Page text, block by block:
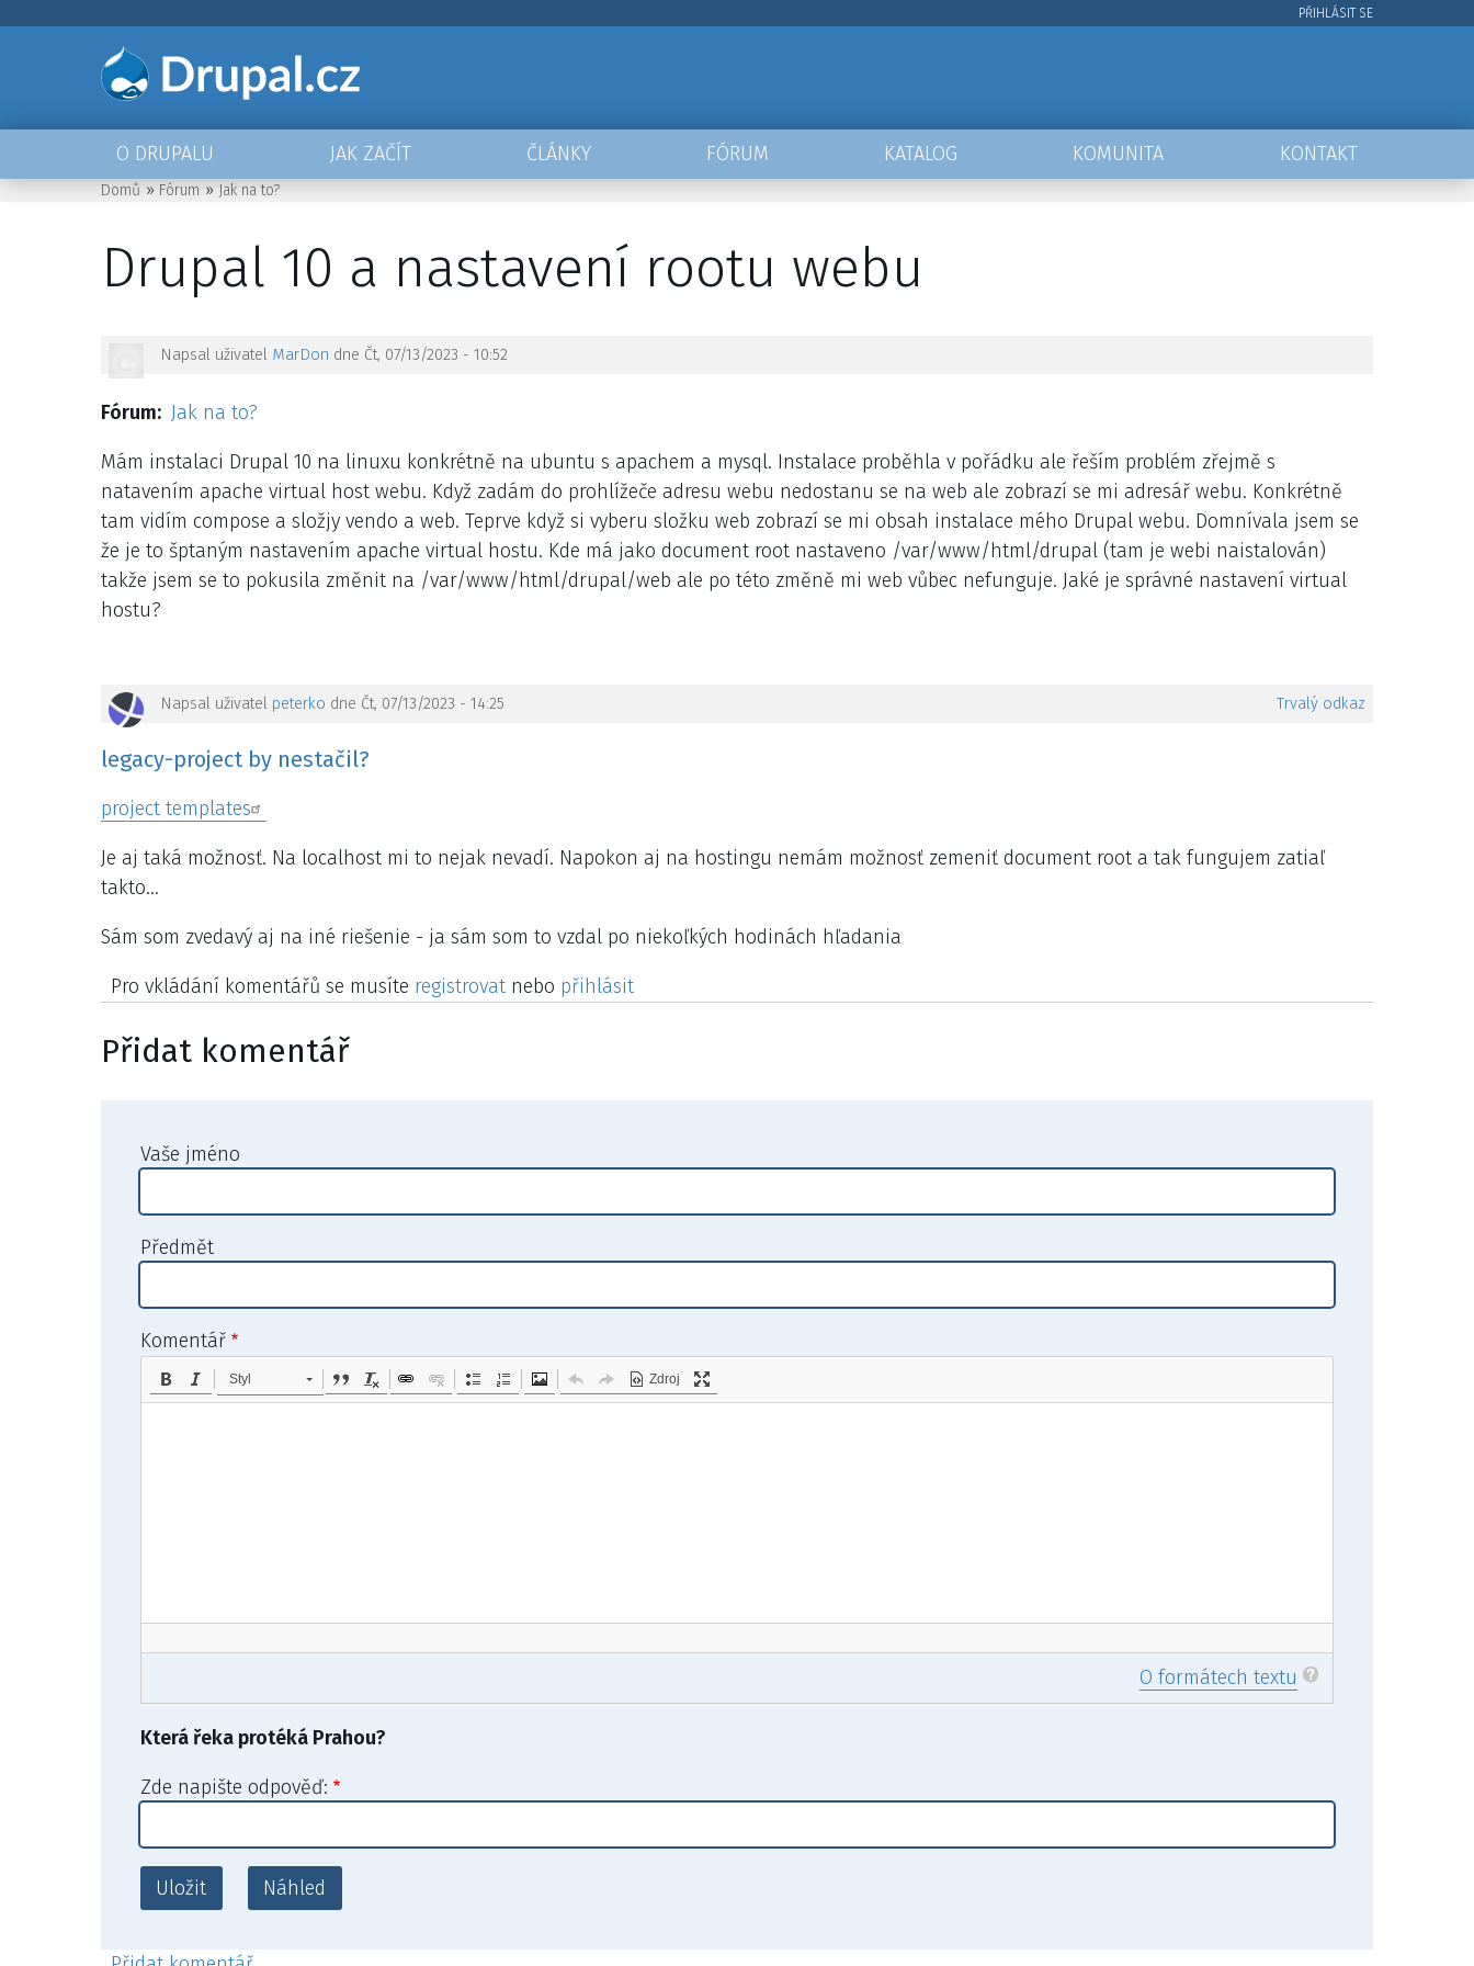
menu
PŘIHLÁSIT SE
Main
O DRUPALU JAK ZAČÍT ČLÁNKY FÓRUM KATALOG KOMUNITA KONTAKT
navigace
Domů Fórum Jak na to?
Drupal 10 a nastavení rootu webu
Napsal uživatel MarDon dne Čt, 07/13/2023 - 10:52
Fórum Jak na to?
Mám instalaci Drupal 10 na linuxu konkrétně na ubuntu s apachem a mysql. Instalace proběhla v pořádku ale řeším problém zřejmě s
natavením apache virtual host webu. Když zadám do prohlížeče adresu webu nedostanu se na web ale zobrazí se mi adresář webu. Konkrétně
tam vidím compose a složjy vendo a web. Teprve když si vyberu složku web zobrazí se mi obsah instalace mého Drupal webu. Domnívala jsem se
že je to šptaným nastavením apache virtual hostu. Kde má jako document root nastaveno /var/www/html/drupal (tam je webi naistalován)
takže jsem se to pokusila změnit na /var/www/html/drupal/web ale po této změně mi web vůbec nefunguje. Jaké je správné nastavení virtual
hostu?
Napsal uživatel peterko dne Čt, 07/13/2023 - 14:25 Trvalý odkaz
legacy-project by nestačil?
project templates
Je aj taká možnosť. Na localhost mi to nejak nevadí. Napokon aj na hostingu nemám možnosť zemeniť document root a tak fungujem zatiaľ
takto...
Sám som zvedavý aj na iné riešenie - ja sám som to vzdal po niekoľkých hodinách hľadania
Pro vkládání komentářů se musíte registrovat nebo přihlásit
Přidat komentář
Vaše jméno
Předmět
Komentář
Styl Zdroj
O formátech textu
Která řeka protéká Prahou?
Zde napište odpověď: